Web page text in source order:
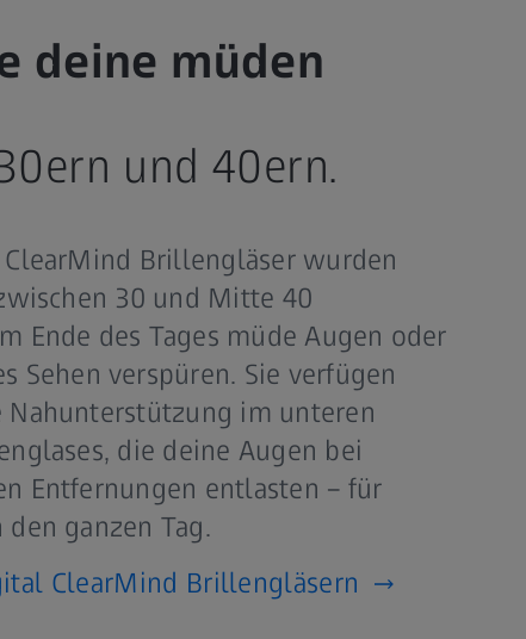
deine müden
und 40ern.
ClearMind Brillengläser wurden
30 und Mitte 40
Ende des Tages müde Augen oder
Sehen verspüren. Sie verfügen
Nahunterstützung im unteren
die deine Augen bei
Entfernungen entlasten – für
ganzen Tag.
ClearMind Brillengläsern